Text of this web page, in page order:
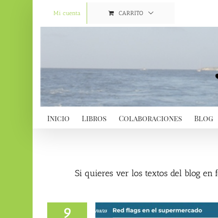
Mi cuenta CARRITO
Inicio Libros Colaboraciones Blog
Si quieres ver los textos del blog en
9